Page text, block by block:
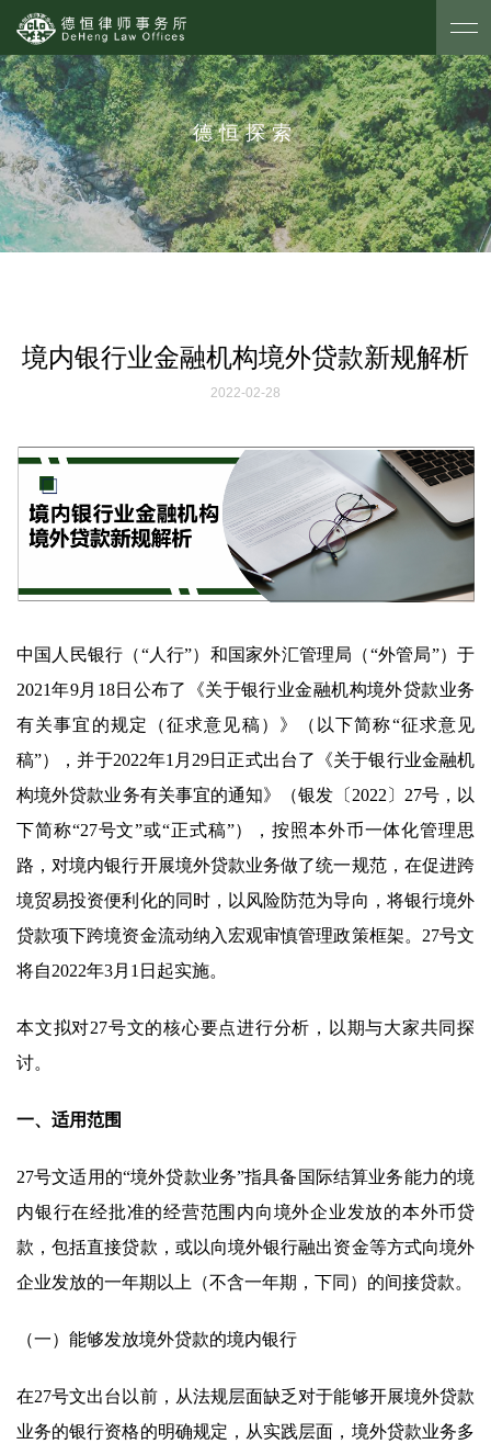
德恒探索
境内银行业金融机构境外贷款新规解析
2022-02-28
中国人民银行（“人行”）和国家外汇管理局（“外管局”）于
2021年9月18日公布了《关于银行业金融机构境外贷款业务
有关事宜的规定（征求意见稿）》（以下简称“征求意见
稿”），并于2022年1月29日正式出台了《关于银行业金融机
构境外贷款业务有关事宜的通知》（银发〔2022〕27号，以
下简称“27号文”或“正式稿”），按照本外币一体化管理思
路，对境内银行开展境外贷款业务做了统一规范，在促进跨
境贸易投资便利化的同时，以风险防范为导向，将银行境外
贷款项下跨境资金流动纳入宏观审慎管理政策框架。27号文
将自2022年3月1日起实施。
本文拟对27号文的核心要点进行分析，以期与大家共同探
讨。
一、适用范围
27号文适用的“境外贷款业务”指具备国际结算业务能力的境
内银行在经批准的经营范围内向境外企业发放的本外币贷
款，包括直接贷款，或以向境外银行融出资金等方式向境外
企业发放的一年期以上（不含一年期，下同）的间接贷款。
（一）能够发放境外贷款的境内银行
在27号文出台以前，从法规层面缺乏对于能够开展境外贷款
业务的银行资格的明确规定，从实践层面，境外贷款业务多